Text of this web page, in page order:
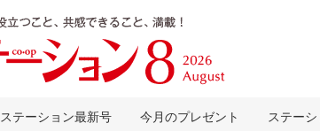
ステーション最新号 今月のプレゼント ステー